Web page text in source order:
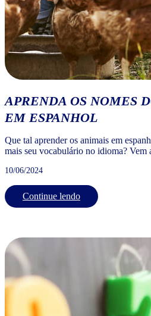
APRENDA OS NOMES
EM ESPANHOL
Que tal aprender os animais em
mais seu vocabulário no idioma? Vem
10/06/2024
Continue lendo